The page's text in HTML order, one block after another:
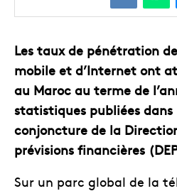
Les taux de pénétration
mobile et d’Internet ont
au Maroc au terme de
statistiques publiées
conjoncture de la
prévisions financières
Sur un parc global de la